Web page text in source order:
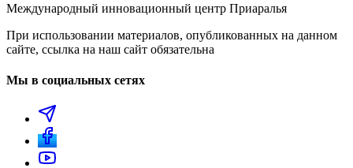
Международный инновационный центр Приаралья
При использовании материалов, опубликованных на данном
сайте, ссылка на наш сайт обязательна
Мы в социальных сетях